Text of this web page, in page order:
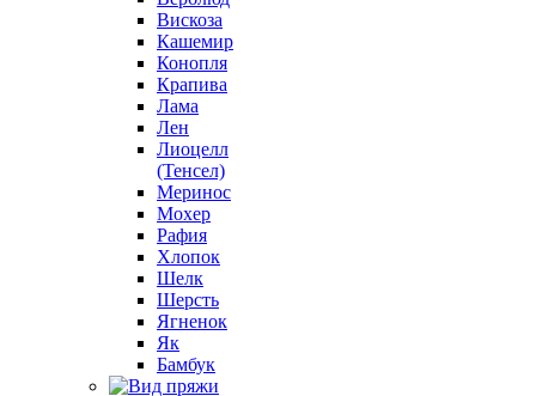
Вискоза
Кашемир
Конопля
Крапива
Лама
Лен
Лиоцелл
(Тенсел)
Меринос
Мохер
Рафия
Хлопок
Шелк
Шерсть
Ягненок
Як
Бамбук